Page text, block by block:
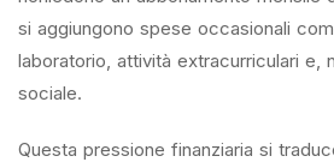
si aggiungono spese occasionali
laboratorio, attività extracurriculari e,
sociale.
Questa pressione finanziaria si